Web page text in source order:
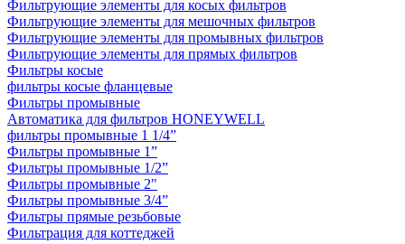
Фильтрующие элементы для косых фильтров
Фильтрующие элементы для мешочных фильтров
Фильтрующие элементы для промывных фильтров
Фильтрующие элементы для прямых фильтров
Фильтры косые
фильтры косые фланцевые
Фильтры промывные
Автоматика для фильтров HONEYWELL
фильтры промывные 1 1/4”
Фильтры промывные 1”
Фильтры промывные 1/2”
Фильтры промывные 2"
Фильтры промывные 3/4”
Фильтры прямые резьбовые
Фильтрация для коттеджей